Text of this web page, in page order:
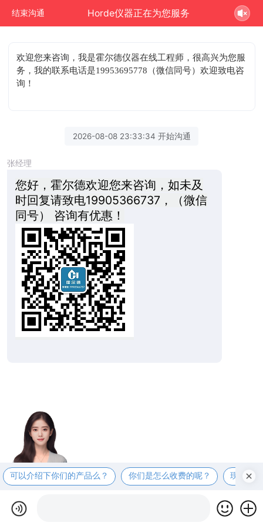
结束沟通 Horde仪器正在为您服务
欢迎您来咨询 ，我是霍尔德仪器在线工程师，很高兴为您服
务，我的联系电话是19953695778（微信同号）欢迎致电咨
询！
2026-08-08 23:33:34 开始沟通
张经理
您好，霍尔德欢迎您来咨询，如未及
时回复请致电19905366737，（微信
同号） 咨询有优惠！
可以介绍下你们的产品么？ 你们是怎么收费的呢？ 现在有